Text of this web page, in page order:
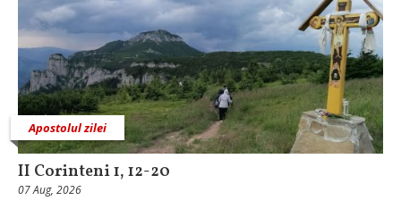
Apostolul zilei
II Corinteni 1, 12-20
07 Aug, 2026